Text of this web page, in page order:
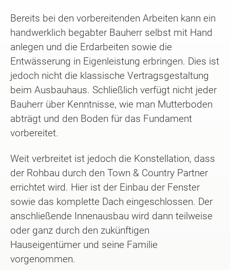
Bereits bei den vorbereitenden Arbeiten kann ein
handwerklich begabter Bauherr selbst mit Hand
anlegen und die Erdarbeiten sowie die
Entwässerung in Eigenleistung erbringen. Dies ist
jedoch nicht die klassische Vertragsgestaltung
beim Ausbauhaus. Schließlich verfügt nicht jeder
Bauherr über Kenntnisse, wie man Mutterboden
abträgt und den Boden für das Fundament
vorbereitet.
Weit verbreitet ist jedoch die Konstellation, dass
der Rohbau durch den Town & Country Partner
errichtet wird. Hier ist der Einbau der Fenster
sowie das komplette Dach eingeschlossen. Der
anschließende Innenausbau wird dann teilweise
oder ganz durch den zukünftigen
Hauseigentümer und seine Familie
vorgenommen.